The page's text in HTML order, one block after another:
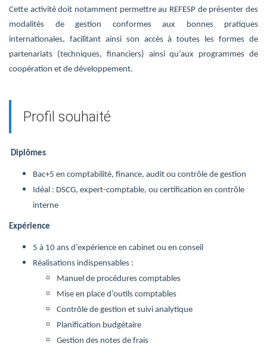
Cette activité doit notamment permettre au REFESP de présenter des
modalités de gestion conformes aux bonnes pratiques
internationales, facilitant ainsi son accès à toutes les formes de
partenariats (techniques, financiers) ainsi qu’aux programmes de
coopération et de développement.
Profil souhaité
Diplômes
Bac+5 en comptabilité, finance, audit ou contrôle de gestion
Idéal : DSCG, expert-comptable, ou certification en contrôle
interne
Expérience
5 à 10 ans d’expérience en cabinet ou en conseil
Réalisations indispensables :
Manuel de procédures comptables
Mise en place d’outils comptables
Contrôle de gestion et suivi analytique
Planification budgétaire
Gestion des notes de frais